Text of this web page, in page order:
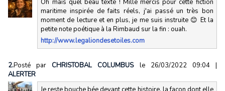
maritime inspirée de faits réels, j'ai passé un très bon
moment de lecture et en plus, je me suis instruite 😊 Et la
petite note poétique à la Rimbaud sur la fin : ouah.
http://www.legaliondesetoiles.com
2.Posté parCHRISTOBAL COLUMBUS le 26/03/2022 09:04|
ALERTER